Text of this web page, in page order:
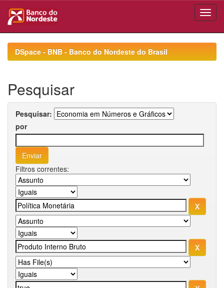
navigationDSpace - BNB - Banco do Nordeste do Brasil
Pesquisar
Pesquisar:
por
Filtros correntes: